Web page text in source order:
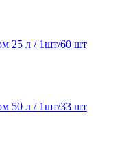
25 л / 1шт/60 шт
50 л / 1шт/33 шт